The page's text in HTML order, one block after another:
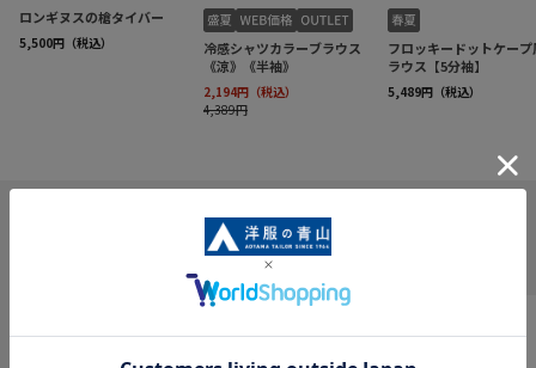
INFORMATION